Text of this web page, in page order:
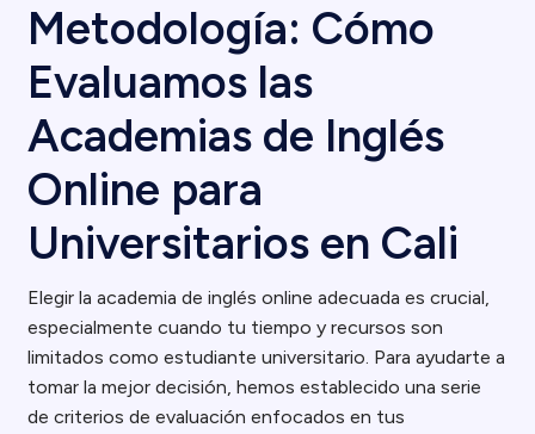
Metodología: Cómo
Evaluamos las
Academias de Inglés
Online para
Universitarios en Cali
Elegir la academia de inglés online adecuada es crucial,
especialmente cuando tu tiempo y recursos son
limitados como estudiante universitario. Para ayudarte a
tomar la mejor decisión, hemos establecido una serie
de criterios de evaluación enfocados en tus